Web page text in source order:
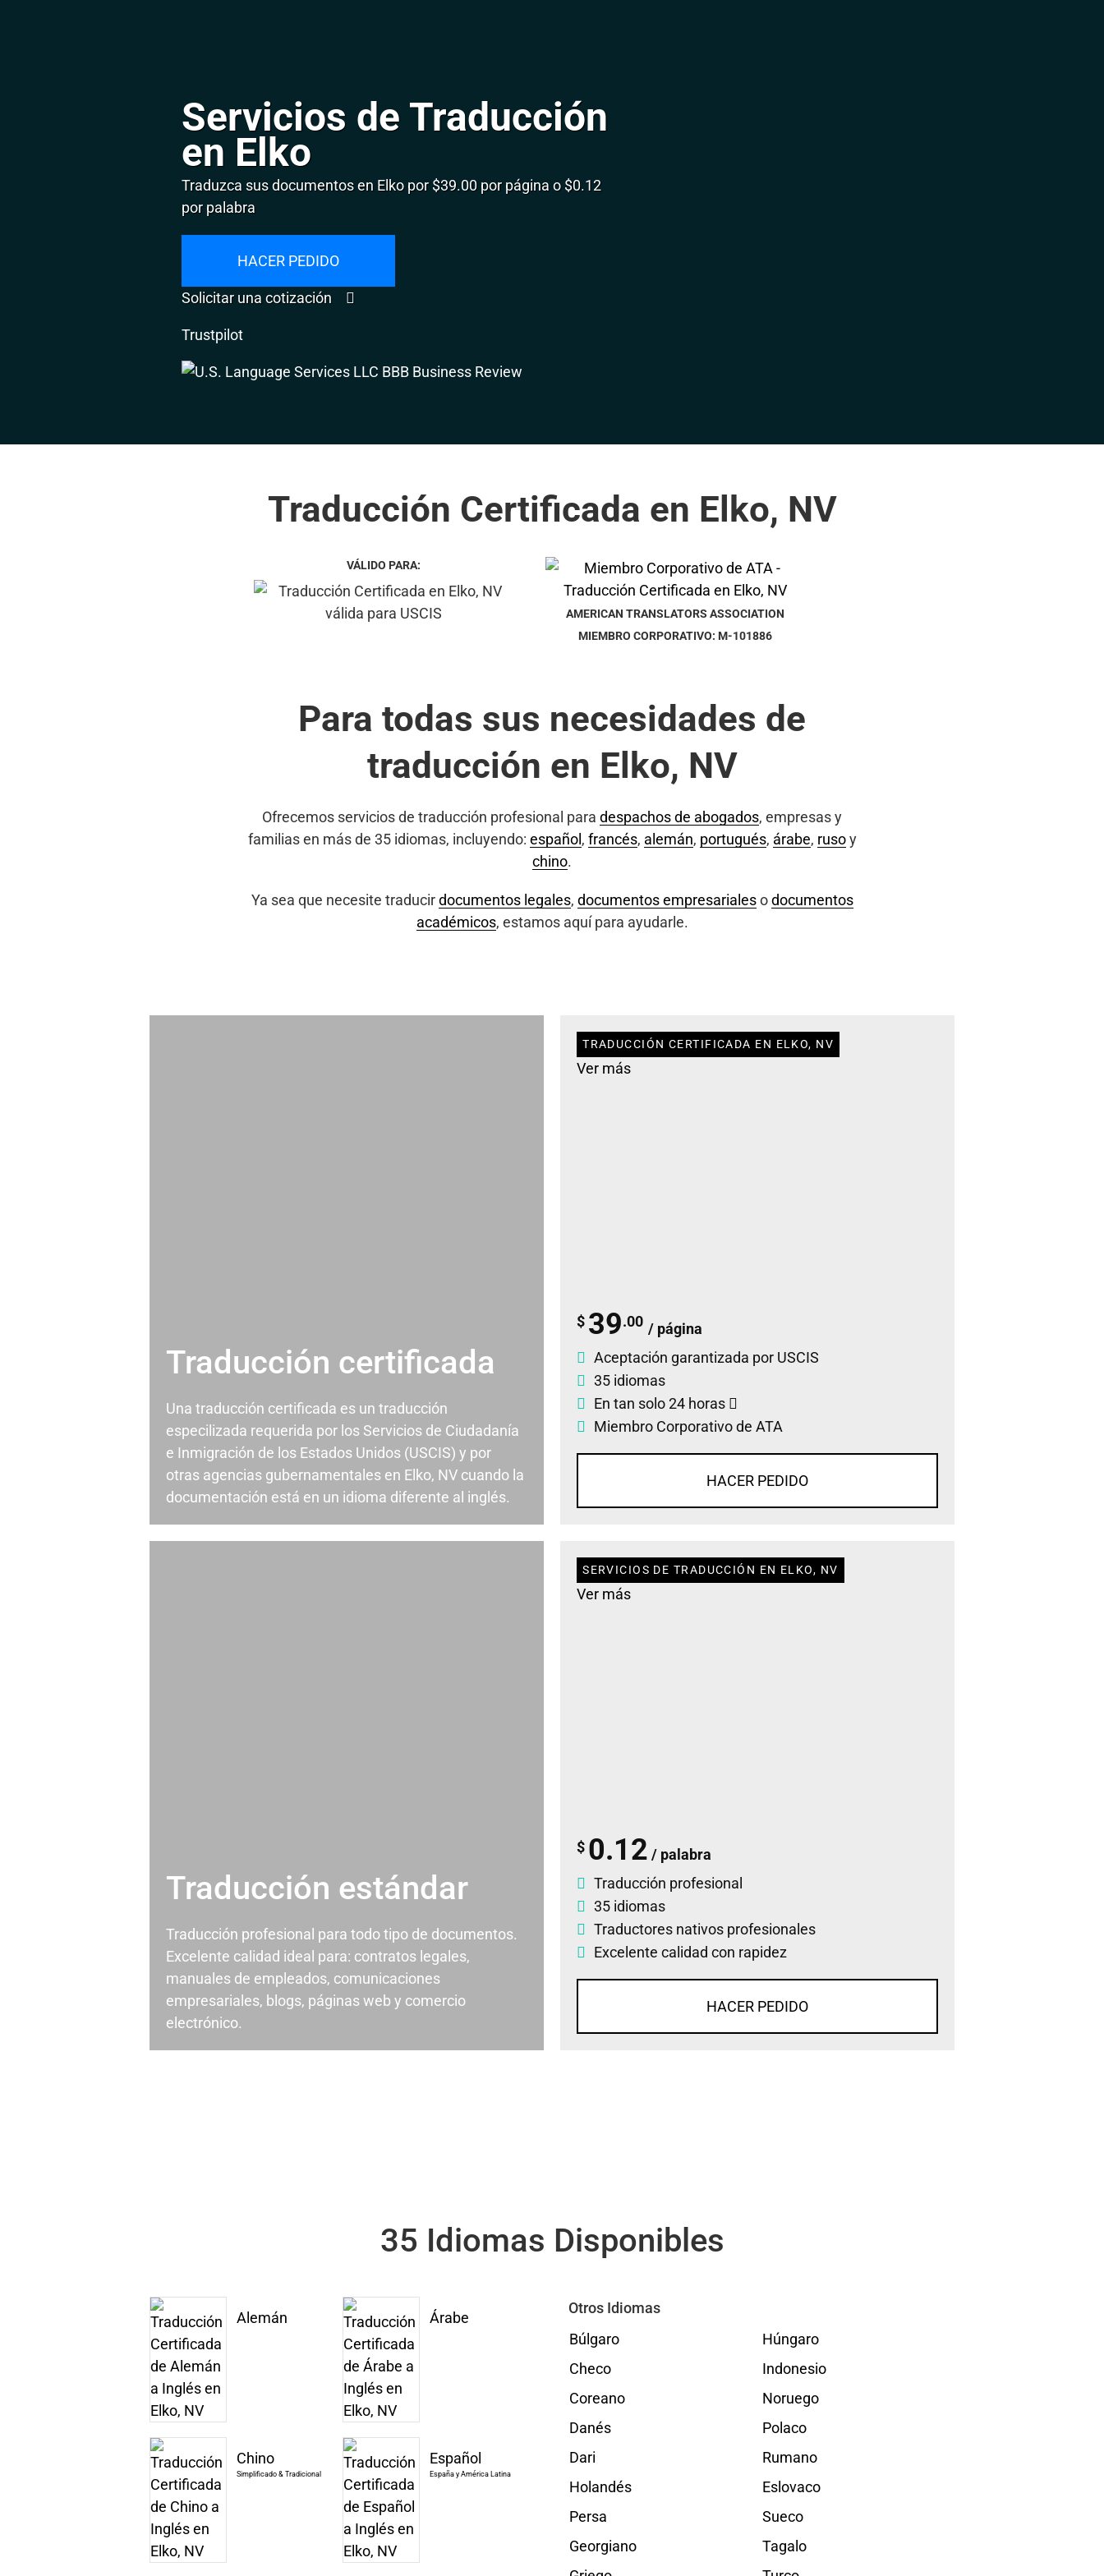
Servicios de Traducción
en Elko
Traduzca sus documentos en Elko por $39.00 por página o $0.12
por palabra
HACER PEDIDO
Solicitar una cotización
Trustpilot
Traducción Certificada en Elko, NV
VÁLIDO PARA:
AMERICAN TRANSLATORS ASSOCIATION
MIEMBRO CORPORATIVO: M-101886
Para todas sus necesidades de
traducción en Elko, NV
Ofrecemos servicios de traducción profesional para despachos de abogados, empresas y
familias en más de 35 idiomas, incluyendo: español , francés, alemán, portugués, árabe, rusoy
chino.
Ya sea que necesite traducirdocumentos legales, documentos empresarialesodocumentos
académicos, estamos aquí para ayudarle.
Traducción certificada
Una traducción certificada es un traducción
especilizada requerida por los Servicios de Ciudadanía
e Inmigración de los Estados Unidos (USCIS) y por
otras agencias gubernamentales en Elko, NV cuando la
documentación está en un idioma diferente al inglés.
TRADUCCIÓN CERTIFICADA EN ELKO, NV
Ver más
$ 39.00 / página
Aceptación garantizada por USCIS
35 idiomas
En tan solo 24 horas
Miembro Corporativo de ATA
HACER PEDIDO
Traducción estándar
Traducción profesional para todo tipo de documentos.
Excelente calidad ideal para: contratos legales,
manuales de empleados, comunicaciones
empresariales, blogs, páginas web y comercio
electrónico.
SERVICIOS DE TRADUCCIÓN EN ELKO, NV
Ver más
$ 0.12 / palabra
Traducción profesional
35 idiomas
Traductores nativos profesionales
Excelente calidad con rapidez
HACER PEDIDO
35 Idiomas Disponibles
Alemán Árabe
Chino
Simplificado & Tradicional
Español
España y América Latina
Otros Idiomas
Búlgaro
Checo
Coreano
Danés
Dari
Holandés
Persa
Georgiano
Húngaro
Indonesio
Noruego
Polaco
Rumano
Eslovaco
Sueco
Tagalo